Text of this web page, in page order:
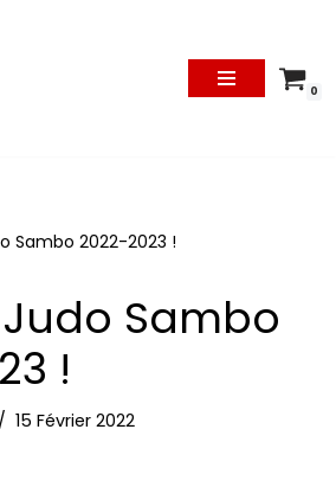
0
Sambo 2022-2023 !
Sambo
!
15 Février 2022